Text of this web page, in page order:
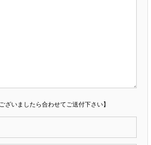
ざいましたら合わせてご送付下さい】